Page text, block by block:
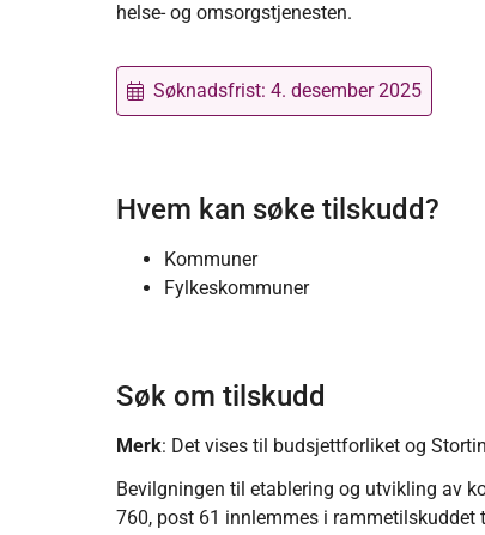
helse- og omsorgstjenesten.
Søknadsfrist: 4. desember 2025
Hvem kan søke tilskudd?
Kommuner
Fylkeskommuner
Søk om tilskudd
Merk: Det vises til budsjettforliket og
Bevilgningen til etablering og utvikling av
760, post 61 innlemmes i